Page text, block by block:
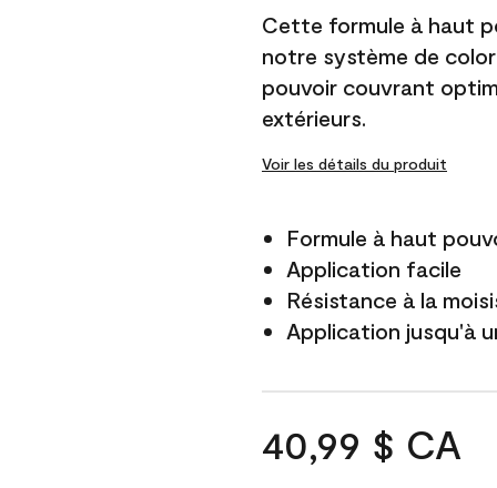
Cette formule à haut
notre système de
pouvoir couvrant
extérieurs.
Voir les détails du produit
Formule à haut
Application facile
Résistance à la
Application jusqu'à
40,99 $ CA